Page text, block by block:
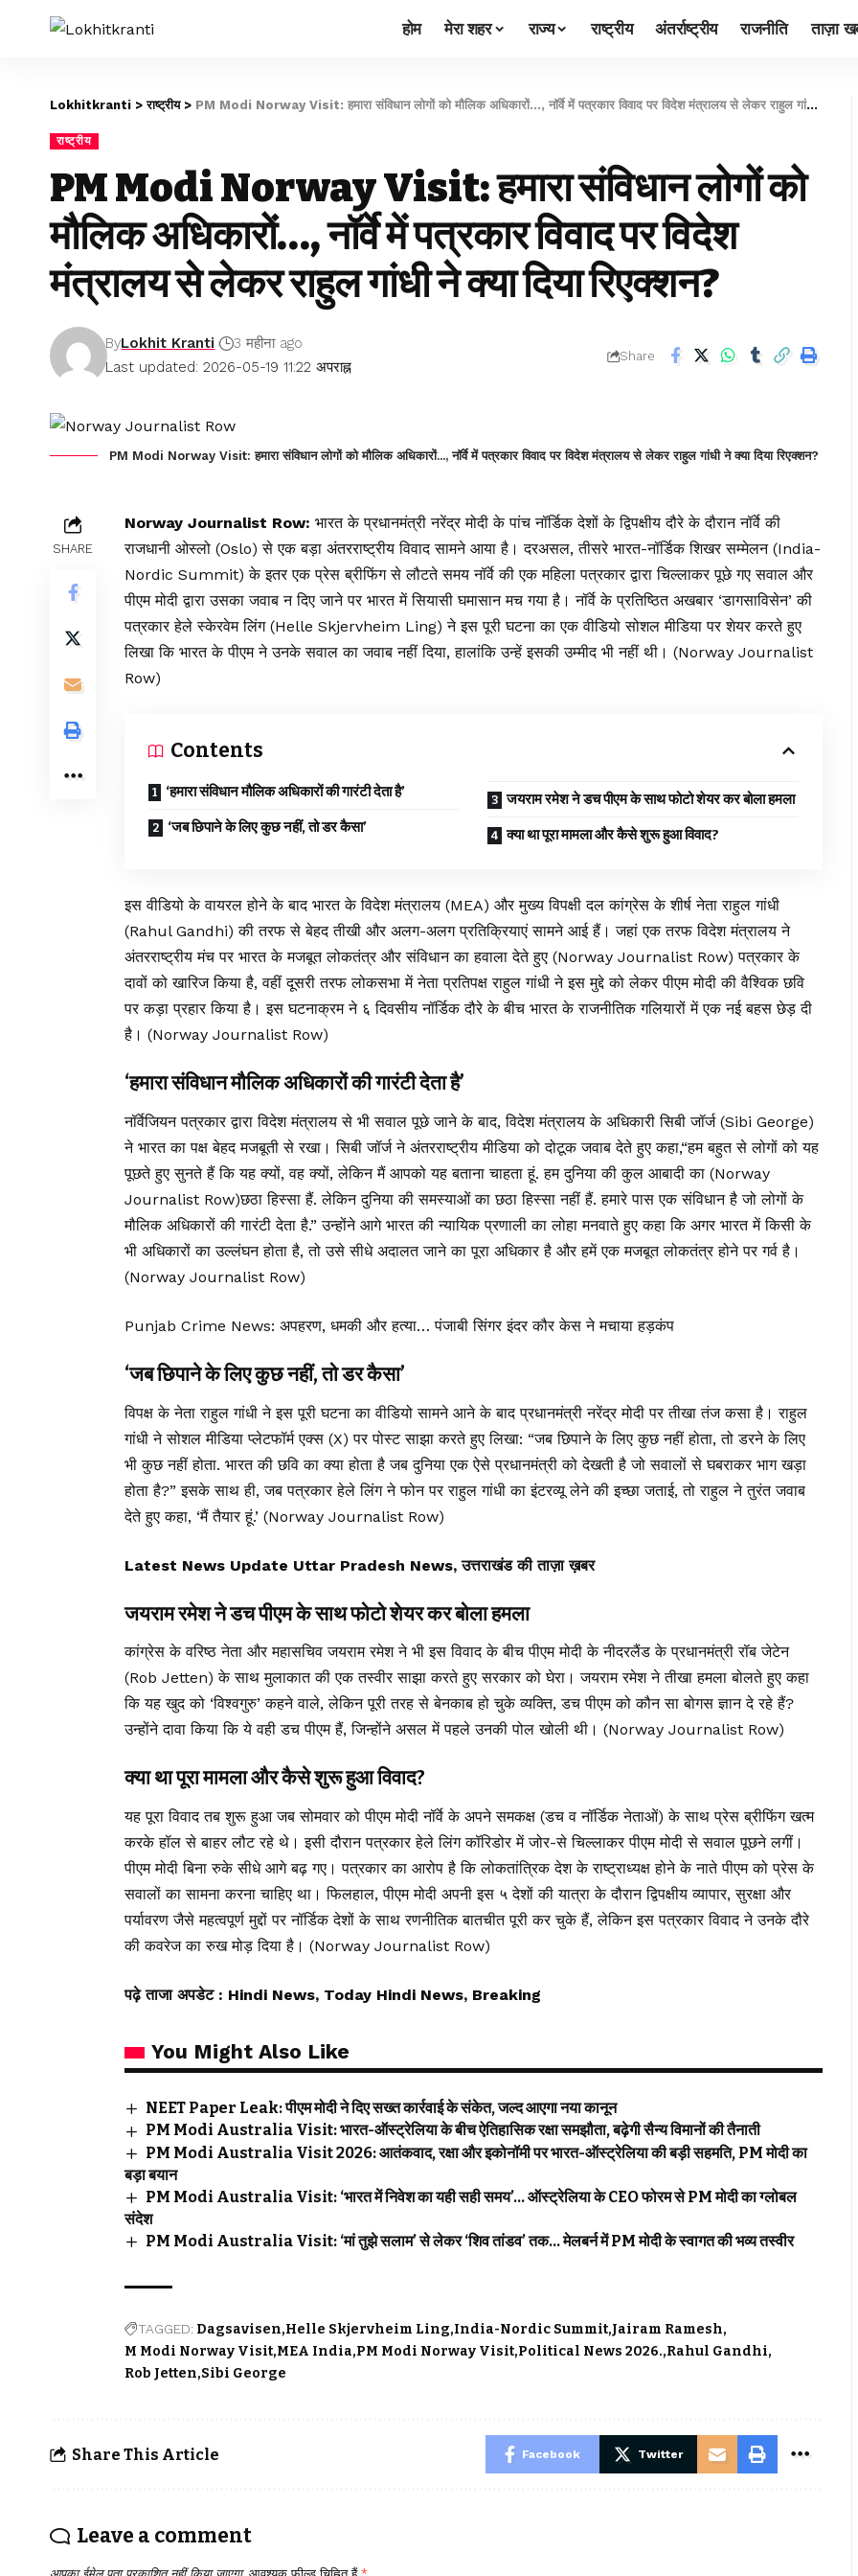
होम मेरा शहर राज्य राष्ट्रीय अंतर्राष्ट्रीय राजनीति ताज़ा
Lokhitkranti >राष्ट्रीय> PM Modi Norway Visit: हमारा संविधान लोगों को मौलिक अधिकारों…, नॉर्वे में पत्रकार विवाद पर विदेश मंत्रालय से लेकर राहुल गांधी ने क्या दिया रिएक्शन?
राष्ट्रीय
PM Modi Norway Visit: हमारा संविधान लोगों को
मौलिक अधिकारों…, नॉर्वे में पत्रकार विवाद पर विदेश
मंत्रालय से लेकर राहुल गांधी ने क्या दिया रिएक्शन?
Last updated: 2026-05-19 11:22 अपराह्न
ByLokhit Kranti 3 महीना ago
Share
PM Modi Norway Visit: हमारा संविधान लोगों को मौलिक अधिकारों..., नॉर्वे में पत्रकार विवाद पर विदेश मंत्रालय से लेकर राहुल गांधी ने क्या दिया रिएक्शन?
SHARE
Norway Journalist Row: भारत के प्रधानमंत्री नरेंद्र मोदी के पांच नॉर्डिक देशों के द्विपक्षीय दौरे के दौरान नॉर्वे की
राजधानी ओस्लो (Oslo) से एक बड़ा अंतरराष्ट्रीय विवाद सामने आया है। दरअसल, तीसरे भारत-नॉर्डिक शिखर सम्मेलन (India-
Nordic Summit) के इतर एक प्रेस ब्रीफिंग से लौटते समय नॉर्वे की एक महिला पत्रकार द्वारा चिल्लाकर पूछे गए सवाल और
पीएम मोदी द्वारा उसका जवाब न दिए जाने पर भारत में सियासी घमासान मच गया है। नॉर्वे के प्रतिष्ठित अखबार ‘डागसाविसेन’ की
पत्रकार हेले स्केरवेम लिंग (Helle Skjervheim Ling) ने इस पूरी घटना का एक वीडियो सोशल मीडिया पर शेयर करते हुए
लिखा कि भारत के पीएम ने उनके सवाल का जवाब नहीं दिया, हालांकि उन्हें इसकी उम्मीद भी नहीं थी। (Norway Journalist
Row)
Contents
‘हमारा संविधान मौलिक अधिकारों की गारंटी देता है’
‘जब छिपाने के लिए कुछ नहीं, तो डर कैसा’
जयराम रमेश ने डच पीएम के साथ फोटो शेयर कर बोला हमला
क्या था पूरा मामला और कैसे शुरू हुआ विवाद?
इस वीडियो के वायरल होने के बाद भारत के विदेश मंत्रालय (MEA) और मुख्य विपक्षी दल कांग्रेस के शीर्ष नेता राहुल गांधी
(Rahul Gandhi) की तरफ से बेहद तीखी और अलग-अलग प्रतिक्रियाएं सामने आई हैं। जहां एक तरफ विदेश मंत्रालय ने
अंतरराष्ट्रीय मंच पर भारत के मजबूत लोकतंत्र और संविधान का हवाला देते हुए (Norway Journalist Row) पत्रकार के
दावों को खारिज किया है, वहीं दूसरी तरफ लोकसभा में नेता प्रतिपक्ष राहुल गांधी ने इस मुद्दे को लेकर पीएम मोदी की वैश्विक छवि
पर कड़ा प्रहार किया है। इस घटनाक्रम ने ६ दिवसीय नॉर्डिक दौरे के बीच भारत के राजनीतिक गलियारों में एक नई बहस छेड़ दी
है। (Norway Journalist Row)
‘हमारा संविधान मौलिक अधिकारों की गारंटी देता है’
नॉर्वेजियन पत्रकार द्वारा विदेश मंत्रालय से भी सवाल पूछे जाने के बाद, विदेश मंत्रालय के अधिकारी सिबी जॉर्ज (Sibi George)
ने भारत का पक्ष बेहद मजबूती से रखा। सिबी जॉर्ज ने अंतरराष्ट्रीय मीडिया को दोटूक जवाब देते हुए कहा,“हम बहुत से लोगों को यह
पूछते हुए सुनते हैं कि यह क्यों, वह क्यों, लेकिन मैं आपको यह बताना चाहता हूं. हम दुनिया की कुल आबादी का (Norway
Journalist Row)छठा हिस्सा हैं. लेकिन दुनिया की समस्याओं का छठा हिस्सा नहीं हैं. हमारे पास एक संविधान है जो लोगों के
मौलिक अधिकारों की गारंटी देता है.” उन्होंने आगे भारत की न्यायिक प्रणाली का लोहा मनवाते हुए कहा कि अगर भारत में किसी के
भी अधिकारों का उल्लंघन होता है, तो उसे सीधे अदालत जाने का पूरा अधिकार है और हमें एक मजबूत लोकतंत्र होने पर गर्व है।
(Norway Journalist Row)
Punjab Crime News: अपहरण, धमकी और हत्या… पंजाबी सिंगर इंदर कौर केस ने मचाया हड़कंप
‘जब छिपाने के लिए कुछ नहीं, तो डर कैसा’
विपक्ष के नेता राहुल गांधी ने इस पूरी घटना का वीडियो सामने आने के बाद प्रधानमंत्री नरेंद्र मोदी पर तीखा तंज कसा है। राहुल
गांधी ने सोशल मीडिया प्लेटफॉर्म एक्स (X) पर पोस्ट साझा करते हुए लिखा: “जब छिपाने के लिए कुछ नहीं होता, तो डरने के लिए
भी कुछ नहीं होता. भारत की छवि का क्या होता है जब दुनिया एक ऐसे प्रधानमंत्री को देखती है जो सवालों से घबराकर भाग खड़ा
होता है?” इसके साथ ही, जब पत्रकार हेले लिंग ने फोन पर राहुल गांधी का इंटरव्यू लेने की इच्छा जताई, तो राहुल ने तुरंत जवाब
देते हुए कहा, ‘मैं तैयार हूं.’ (Norway Journalist Row)
Latest News Update Uttar Pradesh News, उत्तराखंड की ताज़ा ख़बर
जयराम रमेश ने डच पीएम के साथ फोटो शेयर कर बोला हमला
कांग्रेस के वरिष्ठ नेता और महासचिव जयराम रमेश ने भी इस विवाद के बीच पीएम मोदी के नीदरलैंड के प्रधानमंत्री रॉब जेटेन
(Rob Jetten) के साथ मुलाकात की एक तस्वीर साझा करते हुए सरकार को घेरा। जयराम रमेश ने तीखा हमला बोलते हुए कहा
कि यह खुद को ‘विश्वगुरु’ कहने वाले, लेकिन पूरी तरह से बेनकाब हो चुके व्यक्ति, डच पीएम को कौन सा बोगस ज्ञान दे रहे हैं?
उन्होंने दावा किया कि ये वही डच पीएम हैं, जिन्होंने असल में पहले उनकी पोल खोली थी। (Norway Journalist Row)
क्या था पूरा मामला और कैसे शुरू हुआ विवाद?
यह पूरा विवाद तब शुरू हुआ जब सोमवार को पीएम मोदी नॉर्वे के अपने समकक्ष (डच व नॉर्डिक नेताओं) के साथ प्रेस ब्रीफिंग खत्म
करके हॉल से बाहर लौट रहे थे। इसी दौरान पत्रकार हेले लिंग कॉरिडोर में जोर-से चिल्लाकर पीएम मोदी से सवाल पूछने लगीं।
पीएम मोदी बिना रुके सीधे आगे बढ़ गए। पत्रकार का आरोप है कि लोकतांत्रिक देश के राष्ट्राध्यक्ष होने के नाते पीएम को प्रेस के
सवालों का सामना करना चाहिए था। फिलहाल, पीएम मोदी अपनी इस ५ देशों की यात्रा के दौरान द्विपक्षीय व्यापार, सुरक्षा और
पर्यावरण जैसे महत्वपूर्ण मुद्दों पर नॉर्डिक देशों के साथ रणनीतिक बातचीत पूरी कर चुके हैं, लेकिन इस पत्रकार विवाद ने उनके दौरे
की कवरेज का रुख मोड़ दिया है। (Norway Journalist Row)
पढ़े ताजा अपडेट : Hindi News, Today Hindi News, Breaking
You Might Also Like
NEET Paper Leak: पीएम मोदी ने दिए सख्त कार्रवाई के संकेत, जल्द आएगा नया कानून
PM Modi Australia Visit: भारत-ऑस्ट्रेलिया के बीच ऐतिहासिक रक्षा समझौता, बढ़ेगी सैन्य विमानों की तैनाती
PM Modi Australia Visit 2026: आतंकवाद, रक्षा और इकोनॉमी पर भारत-ऑस्ट्रेलिया की बड़ी सहमति, PM मोदी का
बड़ा बयान
PM Modi Australia Visit: ‘भारत में निवेश का यही सही समय’… ऑस्ट्रेलिया के CEO फोरम से PM मोदी का ग्लोबल
संदेश
PM Modi Australia Visit: ‘मां तुझे सलाम’ से लेकर ‘शिव तांडव’ तक… मेलबर्न में PM मोदी के स्वागत की भव्य तस्वीर
TAGGED: Dagsavisen Helle Skjervheim Ling India-Nordic Summit Jairam Ramesh
M Modi Norway Visit MEA India PM Modi Norway Visit Political News 2026. Rahul Gandhi
Rob Jetten Sibi George
Share This Article Facebook Twitter
Leave a comment